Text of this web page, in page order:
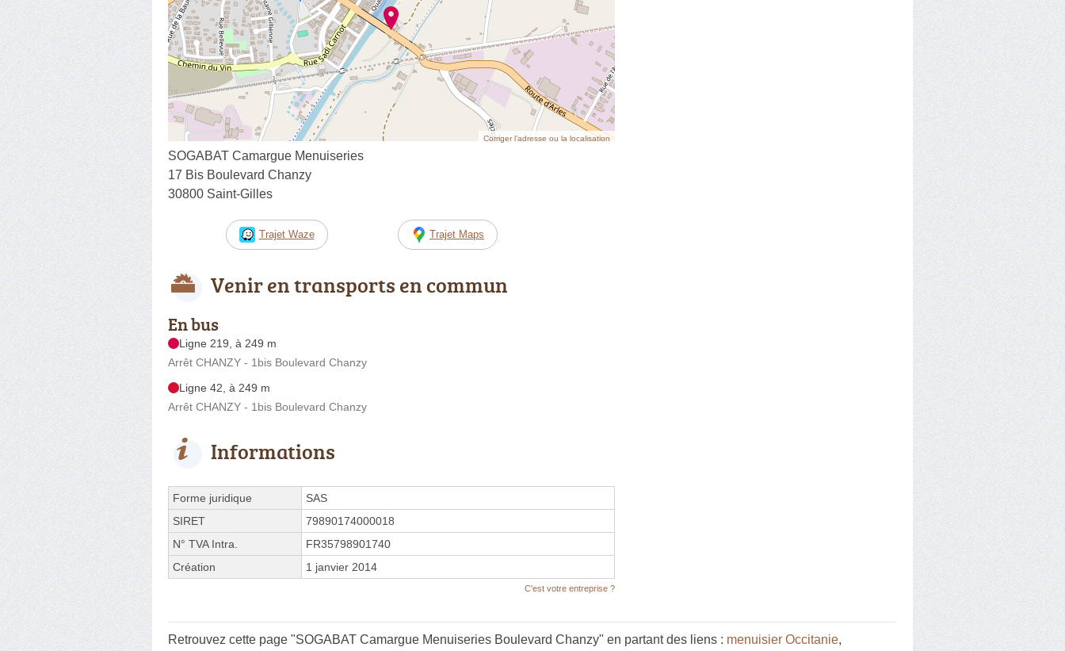
Corriger l’adresse ou la localisation
SOGABAT Camargue Menuiseries
17 Bis Boulevard Chanzy
30800 Saint-Gilles
Trajet Waze Trajet Maps
Venir en transports en commun
En bus
Ligne 219, à 249 m
Arrêt CHANZY - 1bis Boulevard Chanzy
Ligne 42, à 249 m
Arrêt CHANZY - 1bis Boulevard Chanzy
Informations
Forme juridique
SAS
SIRET
79890174000018
N° TVA Intra.
FR35798901740
Création
1 janvier 2014
C'est votre entreprise ?
Retrouvez cette page "SOGABAT Camargue Menuiseries Boulevard Chanzy" en partant des liens : menuisier Occitanie,